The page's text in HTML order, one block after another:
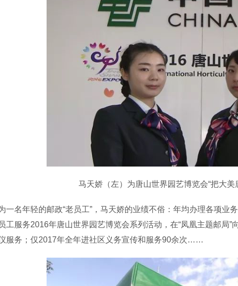
马天娇（左）为唐山世界园艺博览会“把大美
名年轻的邮政“老员工”，马天娇的业绩不俗：年均办理各项业务
工服务2016年唐山世界园艺博览会系列活动，在“凤凰主题邮局
服务；仅2017年全年进社区义务宣传和服务90余次……